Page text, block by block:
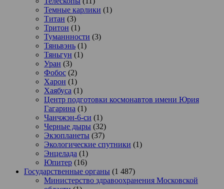
Темные карлики (1)
Титан (3)
Тритон (1)
Туманнности (3)
Тяньвэнь (1)
Тяньгун (1)
Уран (3)
Фобос (2)
Харон (1)
Хаябуса (1)
Центр подготовки космонавтов имени Юрия
Гагарина (1)
Чанчжэн-6-си (1)
Черные дыры (32)
Экзопланеты (37)
Экологические спутники (1)
Энцелада (1)
Юпитер (16)
Государственные органы (1 487)
Министерство здравоохранения Московской